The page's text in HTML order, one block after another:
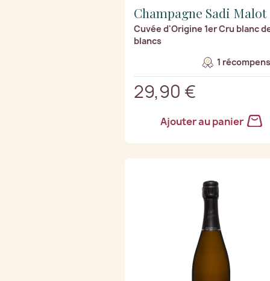
Champagne Sadi Malot
Cuvée d'Origine 1er Cru blanc
blancs
1
29,90 €
Ajouter au panier